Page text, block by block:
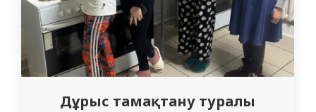
Дұрыс тамақтану туралы